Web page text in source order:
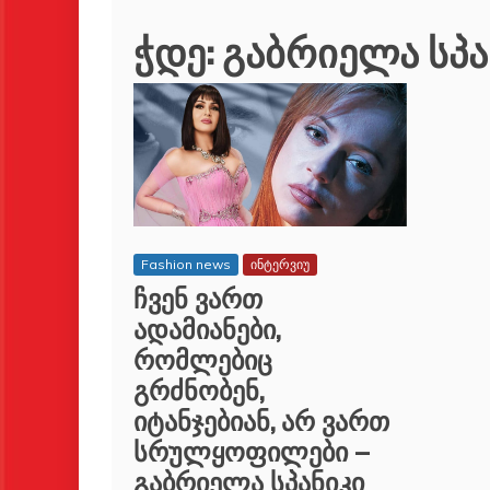
ჭდე:გაბრიელა
Fashion news ინტერვიუ
ჩვენ ვართ
ადამიანები,
რომლებიც
გრძნობენ,
იტანჯებიან, არ ვართ
სრულყოფილები –
გაბრიელა სპანიკი